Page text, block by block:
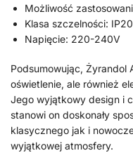
Możliwość
Klasa szczelności: IP20
Napięcie: 220-240V
Podsumowując, Żyrandol
oświetlenie, ale również
Jego wyjątkowy design i
stanowi on doskonały
klasycznego jak i
wyjątkowej atmosfery.